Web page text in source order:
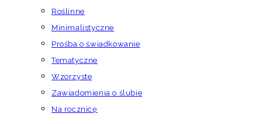
Roślinne
Minimalistyczne
Prośba o świadkowanie
Tematyczne
Wzorzyste
Zawiadomienia o ślubie
Na rocznicę